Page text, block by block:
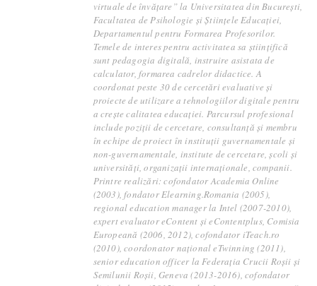
virtuale de învățare” la Universitatea din București,
Facultatea de Psihologie și Științele Educației,
Departamentul pentru Formarea Profesorilor.
Temele de interes pentru activitatea sa științifică
sunt pedagogia digitală, instruire asistata de
calculator, formarea cadrelor didactice. A
coordonat peste 30 de cercetări evaluative și
proiecte de utilizare a tehnologiilor digitale pentru
a crește calitatea educației. Parcursul profesional
include poziții de cercetare, consultanță și membru
în echipe de proiect în instituții guvernamentale și
non-guvernamentale, institute de cercetare, școli și
universități, organizații internaționale, companii.
Printre realizări: cofondator Academia Online
(2003), fondator Elearning.Romania (2005),
regional education manager la Intel (2007-2010),
expert evaluator eContent și eContentplus, Comisia
Europeană (2006, 2012), cofondator iTeach.ro
(2010), coordonator național eTwinning (2011),
senior education officer la Federația Crucii Roșii și
Semilunii Roșii, Geneva (2013-2016), cofondator